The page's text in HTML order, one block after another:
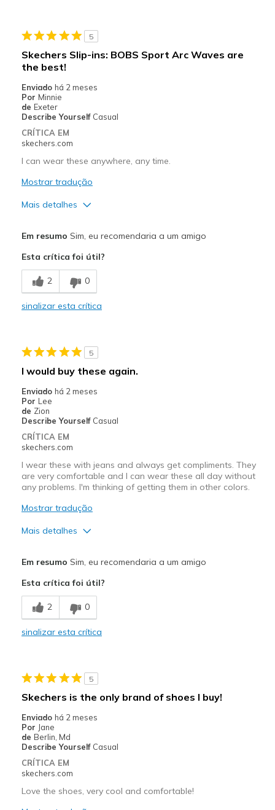
Casual Wear
Travel
Width
Feels true to width
Sizing
View On Shoes
5
Skechers Slip-ins: BOBS Sport Arc Waves are
the best!
Enviado há 2 meses
Por Minnie
de Exeter
Describe Yourself Casual
CRÍTICA EM
skechers.com
I can wear these anywhere, any time.
Mostrar tradução
Mais detalhes
Breathe Well
Comfortable
Travel
Width
Sizing
View On Shoes
I'm Into Shoes
Em resumo Sim, eu recomendaria a um amigo
Esta crítica foi útil?
2 0
sinalizar esta crítica
5
I would buy these again.
Enviado há 2 meses
Por Lee
de Zion
Describe Yourself Casual
CRÍTICA EM
skechers.com
I wear these with jeans and always get compliments. They
are very comfortable and I can wear these all day without
any problems. I'm thinking of getting them in other colors.
Mostrar tradução
Mais detalhes
Comfortable
Stylish
Feels true to size
View On Shoes
Em resumo Sim, eu recomendaria a um amigo
Esta crítica foi útil?
2 0
sinalizar esta crítica
5
Skechers is the only brand of shoes I buy!
Enviado há 2 meses
Por Jane
de Berlin, Md
Describe Yourself Casual
CRÍTICA EM
skechers.com
Love the shoes, very cool and comfortable!